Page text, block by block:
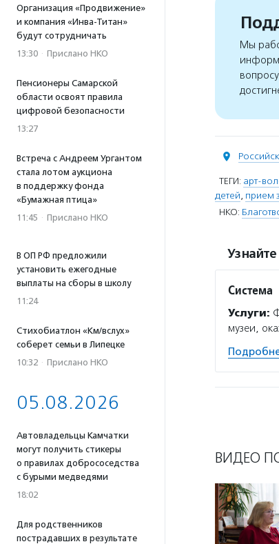
Организация «Продвижение»
и компания «Инва-Титан»
будут сотрудничать
13:30 · Прислано НКО
Пенсионеры Самарской
области освоят правила
цифровой безопасности
13:27
Встреча с Андреем Ургантом
стала лотом аукциона
в поддержку фонда
«Бумажная птица»
11:45 · Прислано НКО
В ОП РФ предложили
установить ежегодные
выплаты на сборы в школу
11:24
Стихобиатлон «Км/вслух»
соберет семьи в Липецке
10:32 · Прислано НКО
05.08.2026
Автовладельцы Камчатки
могут получить стикеры
о правилах добрососедства
с бурыми медведями
18:02
Для родственников
пострадавших в результате
Мы
ТЕГИ: арт-
детей, прием
НКО:
Система
Услуги:
музеи,
ВИДЕО